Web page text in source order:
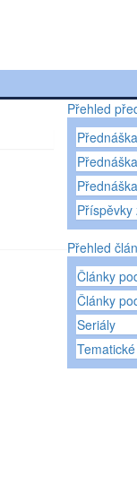
Přehled
Přehled
Články
Články
Seriály